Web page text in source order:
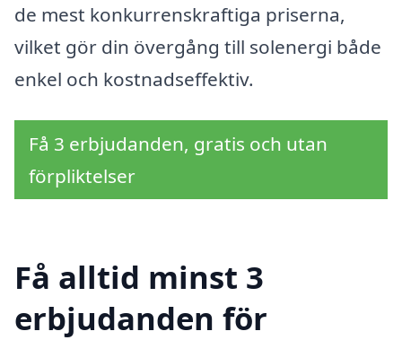
de mest konkurrenskraftiga priserna,
vilket gör din övergång till solenergi både
enkel och kostnadseffektiv.
Få 3 erbjudanden, gratis och utan
förpliktelser
Få alltid minst 3
erbjudanden för